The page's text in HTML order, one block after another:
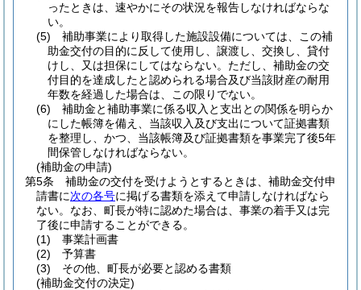
ったときは、速やかにその状況を報告しなければならな
い。
(5)
補助事業により取得した施設設備については、この補
助金交付の目的に反して使用し、譲渡し、交換し、貸付
けし、又は担保にしてはならない。 ただし、補助金の交
付目的を達成したと認められる場合及び当該財産の耐用
年数を経過した場合は、この限りでない。
(6)
補助金と補助事業に係る収入と支出との関係を明らか
にした帳簿を備え、当該収入及び支出について証拠書類
を整理し、かつ、当該帳簿及び証拠書類を事業完了後5年
間保管しなければならない。
(補助金の申請)
第5条
補助金の交付を受けようとするときは、補助金交付申
請書に次の各号に掲げる書類を添えて申請しなければなら
ない。 なお、町長が特に認めた場合は、事業の着手又は完
了後に申請することができる。
(1)
事業計画書
(2)
予算書
(3)
その他、町長が必要と認める書類
(補助金交付の決定)